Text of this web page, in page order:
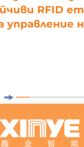
RFID
управление